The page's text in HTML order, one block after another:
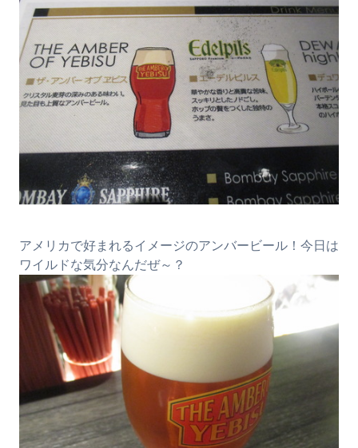
アメリカで好まれるイメージのアンバービール！今日は
ワイルドな気分なんだぜ～？